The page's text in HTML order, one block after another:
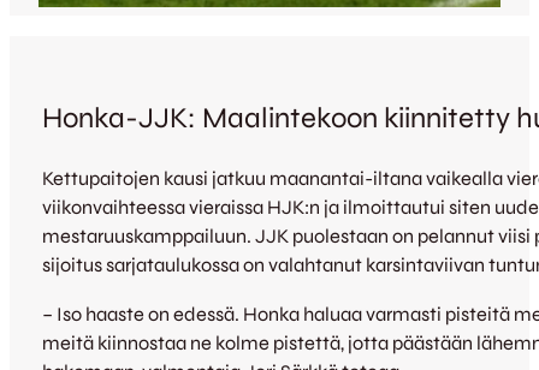
Honka-JJK: Maalintekoon kiinnitetty
Kettupaitojen kausi jatkuu maanantai-iltana vaikealla
viikonvaihteessa vieraissa HJK:n ja ilmoittautui siten
mestaruuskamppailuun. JJK puolestaan on pelannut
sijoitus sarjataulukossa on valahtanut karsintaviivan
– Iso haaste on edessä. Honka haluaa varmasti pisteitä
meitä kiinnostaa ne kolme pistettä, jotta päästään